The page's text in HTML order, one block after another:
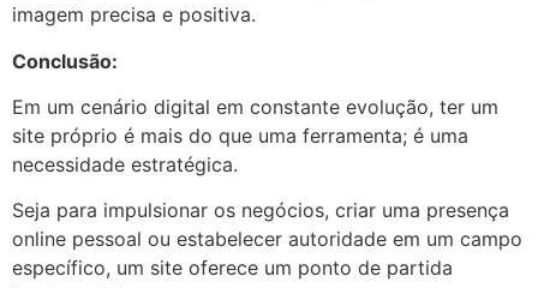
imagem precisa e positiva.
Conclusão:
Em um cenário digital em constante evolução, ter um
site próprio é mais do que uma ferramenta; é uma
necessidade estratégica.
Seja para impulsionar os negócios, criar uma presença
online pessoal ou estabelecer autoridade em um campo
específico, um site oferece um ponto de partida